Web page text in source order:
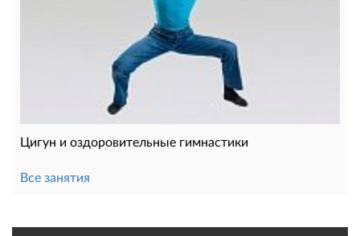
Цигун и оздоровительные гимнастики
Все занятия